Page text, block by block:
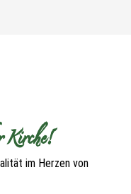
im Herzen von